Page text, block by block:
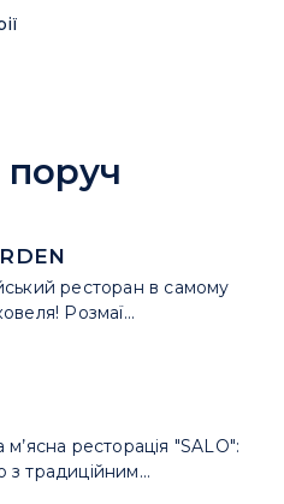
поруч
ресторан в самому
Розмаї...
м’ясна ресторація "SALO":
з традиційним...